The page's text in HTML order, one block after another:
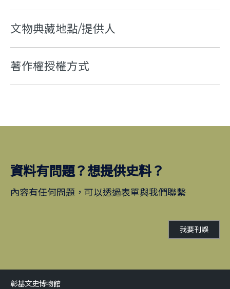
文物典藏地點/提供人
著作權授權方式
資料有問題？想提供史料？
內容有任何問題，可以透過表單與我們聯繫
我要刊誤
彰基文史博物館